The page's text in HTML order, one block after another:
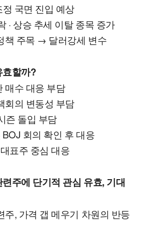
국면 진입 예상
· 상승 추세 이탈 종목 증가
책 주목 → 달러강세 변수
효할까?
매수 대응 부담
회의 변동성 부담
즌 돌입 부담
BOJ 회의 확인 후 대응
표주 중심 대응
주에 단기적 관심 유효, 기대
주, 가격 갭 메우기 차원의 반등